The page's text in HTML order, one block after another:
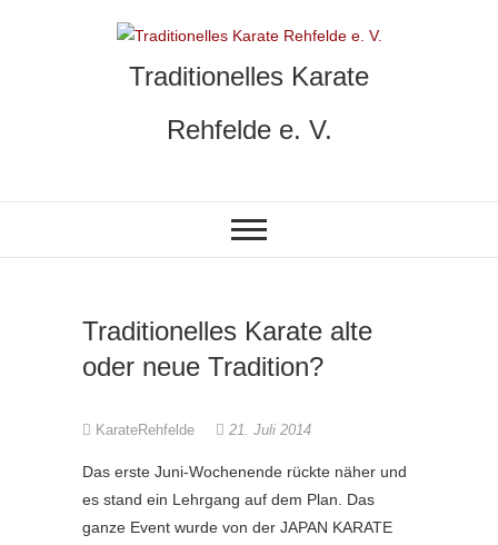
Traditionelles Karate
Rehfelde e. V.
Traditionelles Karate alte
oder neue Tradition?
KarateRehfelde 21. Juli 2014
Das erste Juni-Wochenende rückte näher und
es stand ein Lehrgang auf dem Plan. Das
ganze Event wurde von der JAPAN KARATE